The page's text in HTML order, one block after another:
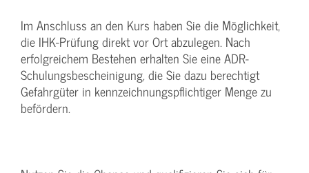
Im Anschluss an den Kurs haben Sie die Möglichkeit,
die IHK-Prüfung direkt vor Ort abzulegen. Nach
erfolgreichem Bestehen erhalten Sie eine ADR-
Schulungsbescheinigung, die Sie dazu berechtigt
Gefahrgüter in kennzeichnungspflichtiger Menge zu
befördern.